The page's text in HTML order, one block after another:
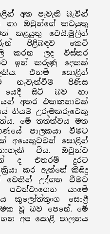
අත පැවැති බැවින්
හා ඔවුන්ගේ කටයුතු
කළයුතු වෙයි.මුලින්
පිළිබඳව කෙටි
කරන ලද විස්තර
ඉන් කරුණු දෙකක්
එනම් සොළීන්
නැවැත්වීම පිණිස
යෙදී සිටි බව හා
අතර එකඟතාවක්
නියම උරුමකරුවෙකු
මේ තත්ත්වය මත
පාලකයා වීමට
අයෙකුටවත් සොළීන්
විය. ඔවුන්ට
ද එතරම් දුරට
කර ඇත්තේ කිසිදු
වෙතින් උද්ගත වීමට
යාමේ
කුලෝත්තුංග සොළී
වූ බව පෙනේ. මේ
අප සොළී පාලනය